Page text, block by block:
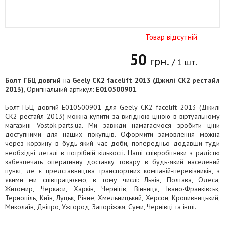
Товар відсутній
50 грн. / 1 шт.
Болт ГБЦ довгий на Geely CK2 facelift 2013 (Джилі СК2 рестайл
2013), Оригінальний артикул: E010500901.
Болт ГБЦ довгий E010500901 для Geely CK2 facelift 2013 (Джилі
СК2 рестайл 2013) можна купити за вигідною ціною в віртуальному
магазині Vostok-parts.ua. Ми завжди намагаємося зробити ціни
доступними для наших покупців. Оформити замовлення можна
через корзину в будь-який час доби, попередньо додавши туди
необхідні деталі в потрібній кількості. Наші співробітники з радістю
забезпечать оперативну доставку товару в будь-який населений
пункт, де є представництва транспортних компаній-перевізників, з
якими ми співпрацюємо, в тому числі: Львів, Полтава, Одеса,
Житомир, Черкаси, Харків, Чернігів, Вінниця, Івано-Франківськ,
Тернопіль, Київ, Луцьк, Рівне, Хмельницький, Херсон, Кропивницький,
Миколаїв, Дніпро, Ужгород, Запоріжжя, Суми, Чернівці та інші.